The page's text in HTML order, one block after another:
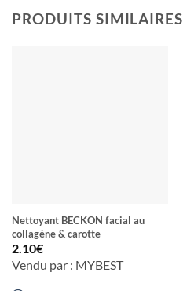
PRODUITS SIMILAIRES
Nettoyant BECKON facial au
collagène & carotte
2.10€
Vendu par : MYBEST